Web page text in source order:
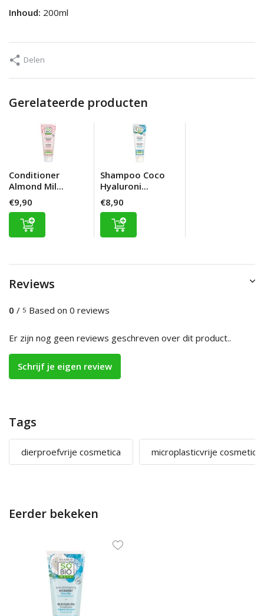
Inhoud: 200ml
Delen
Gerelateerde producten
Conditioner
Almond Mil...
€9,90
Shampoo Coco
Hyaluroni...
€8,90
Reviews
0 / 5 Based on 0 reviews
Er zijn nog geen reviews geschreven over dit product..
Schrijf je eigen review
Tags
dierproefvrije cosmetica microplasticvrije cosmetica
Eerder bekeken